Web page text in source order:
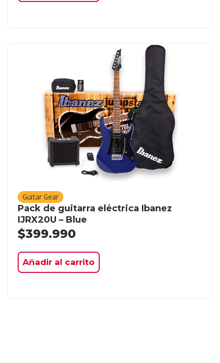
Guitar Gear
Pack de guitarra eléctrica Ibanez
IJRX20U – Blue
$399.990
Añadir al carrito